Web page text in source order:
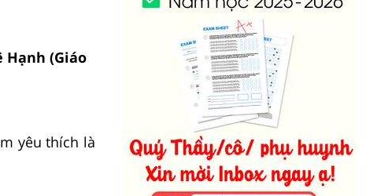
Hạnh (Giáo
yêu thích là